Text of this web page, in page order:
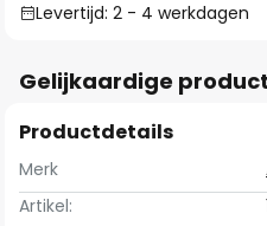
Levertijd: 2 - 4 werkdagen
Gelijkaardige
Productdetails
Merk
Artikel: